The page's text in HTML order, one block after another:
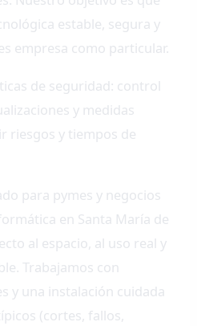
estable, segura y
empresa como particular.
de seguridad: control
y medidas
riesgos y tiempos de
para pymes y negocios
en Santa María de
al espacio, al uso real y
Trabajamos con
y una instalación cuidada
(cortes, fallos,